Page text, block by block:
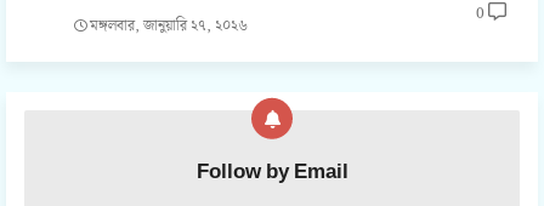
মঙ্গলবার, জানুয়ারি ২৭, ২০২৬
0
Follow by Email